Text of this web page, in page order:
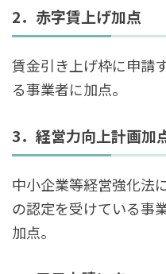
2．赤字賃上げ加点
賃金引き上げ枠に申請
る事業者に加点。
3．経営力向上計画加
中小企業等経営強化法
の認定を受けている事
加点。